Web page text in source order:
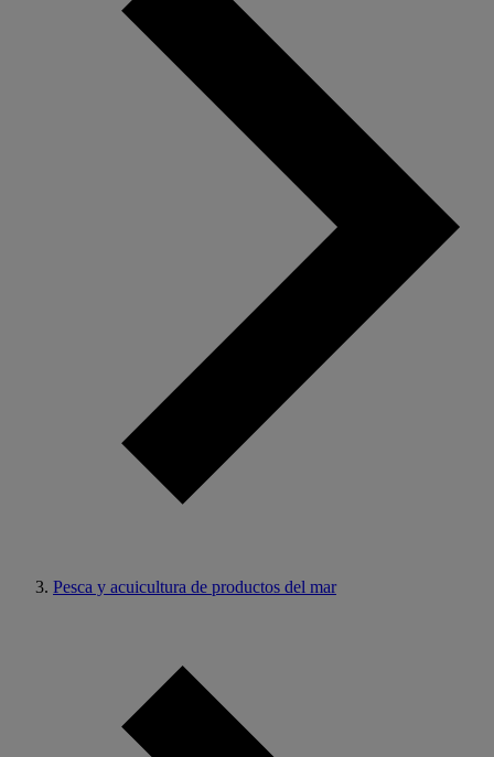
Pesca y acuicultura de productos del mar